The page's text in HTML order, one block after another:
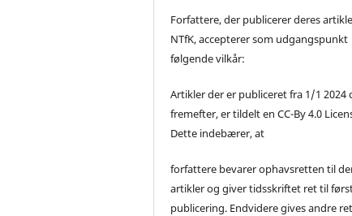
Forfattere, der publicerer deres
NTfK, accepterer som udgangspunkt
følgende vilkår:
Artikler der er publiceret fra 1/1 2024
fremefter, er tildelt en CC-By 4.0
Dette indebærer, at
forfattere bevarer ophavsretten til
artikler og giver tidsskriftet ret til
publicering. Endvidere gives andre